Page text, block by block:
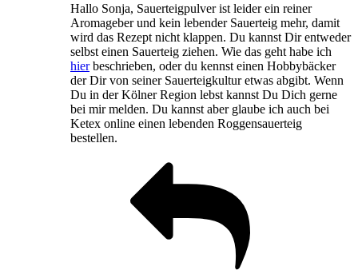
Hallo Sonja, Sauerteigpulver ist leider ein reiner
Aromageber und kein lebender Sauerteig mehr, damit
wird das Rezept nicht klappen. Du kannst Dir entweder
selbst einen Sauerteig ziehen. Wie das geht habe ich
hierbeschrieben, oder du kennst einen Hobbybäcker
der Dir von seiner Sauerteigkultur etwas abgibt. Wenn
Du in der Kölner Region lebst kannst Du Dich gerne
bei mir melden. Du kannst aber glaube ich auch bei
Ketex online einen lebenden Roggensauerteig
bestellen.